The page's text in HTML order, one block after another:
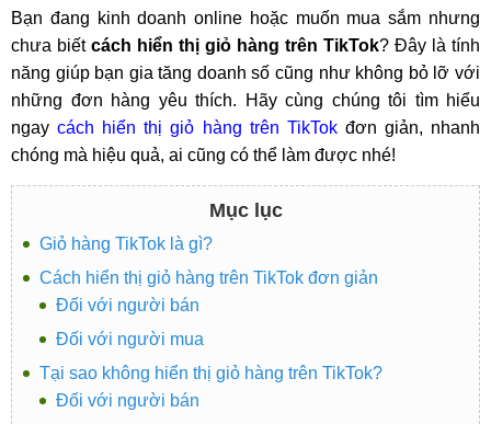
Bạn đang kinh doanh online hoặc muốn mua sắm nhưng
chưa biếtcách hiển thị giỏ hàng trên TikTok? Đây là tính
năng giúp bạn gia tăng doanh số cũng như không bỏ lỡ với
những đơn hàng yêu thích. Hãy cùng chúng tôi tìm hiểu
ngaycách hiển thị giỏ hàng trên TikTokđơn giản, nhanh
chóng mà hiệu quả, ai cũng có thể làm được nhé!
Mục lục
Giỏ hàng TikTok là gì?
Cách hiển thị giỏ hàng trên TikTok đơn giản
Đối với người bán
Đối với người mua
Tại sao không hiển thị giỏ hàng trên TikTok?
Đối với người bán